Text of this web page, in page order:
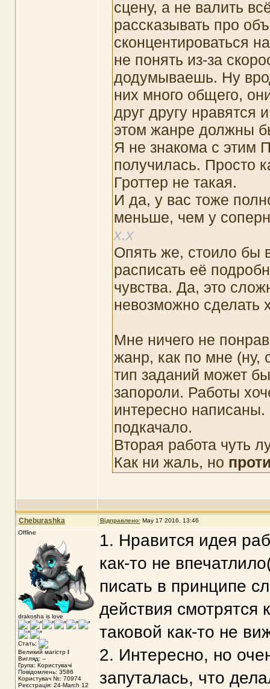
сцену, а не валить
рассказывать про
сконцентироваться
не понять из-за
додумываешь. Ну
них много общего,
друг другу нравятся
этом жанре должны
Я не знакома с этим
получилась. Просто
Гроттер не такая.
И да, у вас тоже
меньше, чем у
х.х
Опять же, стоило бы
расписать её
чувства. Да, это
невозможно сделать
Мне ничего не
жанр, как по мне (ну,
тип заданий может
запороли. Работы
интересно
подкачало.
Вторая работа чуть
Как ни жаль, но
Cheburashka Відправлено: May 17 2016, 13:46
Offline
drakosha is love
Стать:
Великий магістр I
Вигляд: --
Група: Користувачі
Повідомлень: 3586
Користувач №: 70974
Реєстрація: 24-March 12
1. Нравится идея
как-то не
писать в принципе
действия смотрятся
таковой как-то не
2. Интересно, но
запуталась, что